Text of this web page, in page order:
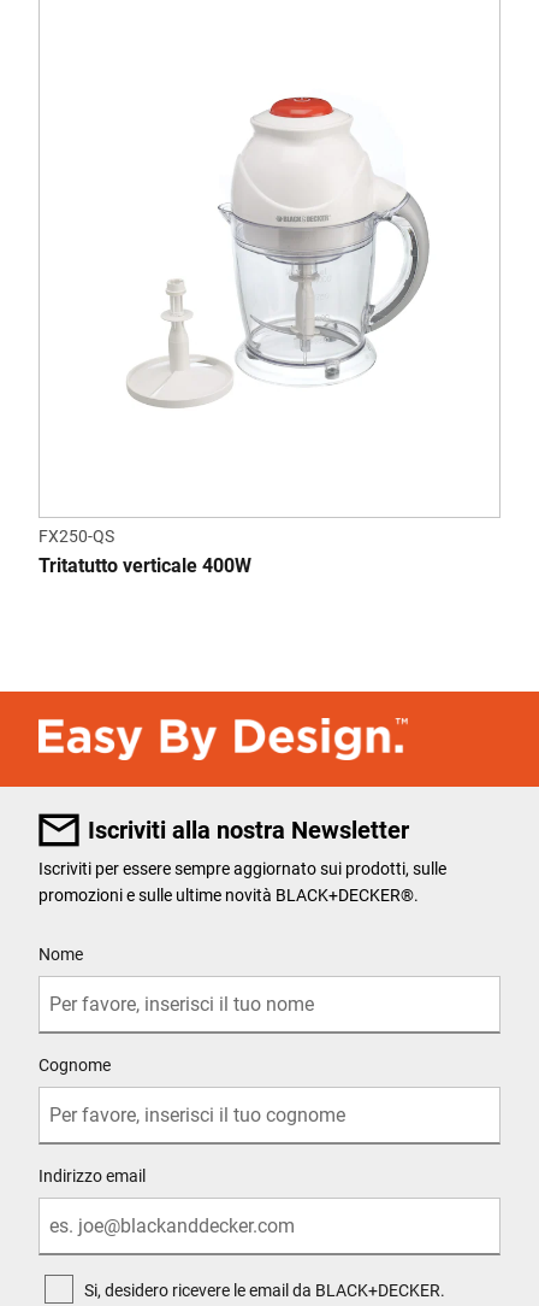
FX250-QS
Tritatutto verticale 400W
Iscriviti alla nostra Newsletter
Iscriviti per essere sempre aggiornato sui prodotti, sulle
promozioni e sulle ultime novità BLACK+DECKER®.
Nome
Cognome
Indirizzo email
Si, desidero ricevere le email da BLACK+DECKER.